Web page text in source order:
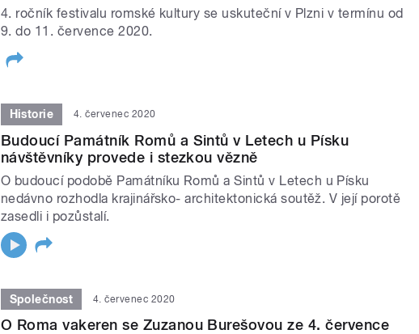
4. ročník festivalu romské kultury se uskuteční v Plzni v termínu od
9. do 11. července 2020.
Historie 4. červenec 2020
Budoucí Památník Romů a Sintů v Letech u Písku
návštěvníky provede i stezkou vězně
O budoucí podobě Památníku Romů a Sintů v Letech u Písku
nedávno rozhodla krajinářsko- architektonická soutěž. V její porotě
zasedli i pozůstalí.
Společnost 4. červenec 2020
O Roma vakeren se Zuzanou Burešovou ze 4. července